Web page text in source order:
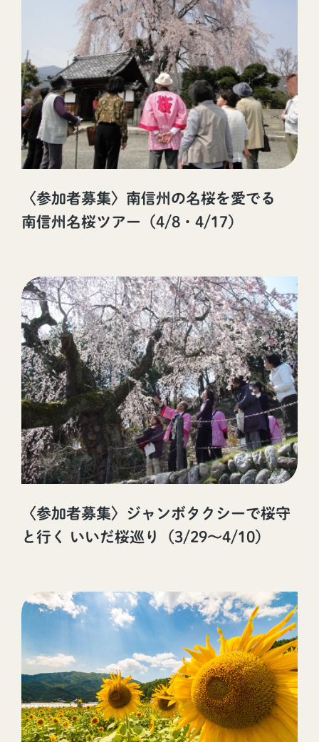
〈参加者募集〉南信州の名桜を愛でる
南信州名桜ツアー（4/8・4/17）
〈参加者募集〉ジャンボタクシーで桜守
と行く いいだ桜巡り（3/29～4/10）